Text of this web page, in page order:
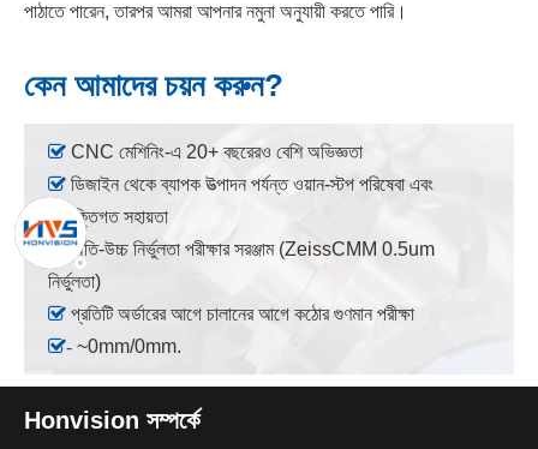
পাঠাতে পারেন, তারপর আমরা আপনার নমুনা অনুযায়ী করতে পারি।
কেন আমাদের চয়ন করুন?
 CNC মেশিনিং-এ 20+ বছরেরও বেশি অভিজ্ঞতা
 ডিজাইন থেকে ব্যাপক উত্পাদন পর্যন্ত ওয়ান-স্টপ পরিষেবা এবং
প্রযুক্তিগত সহায়তা
অতি-উচ্চ নির্ভুলতা পরীক্ষার সরঞ্জাম (ZeissCMM 0.5um
নির্ভুলতা)
 প্রতিটি অর্ডারের আগে চালানের আগে কঠোর গুণমান পরীক্ষা
- ~0mm/0mm.
Honvision সম্পর্কে